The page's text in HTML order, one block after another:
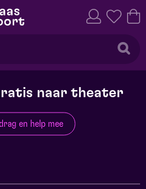
naar theater
en help mee